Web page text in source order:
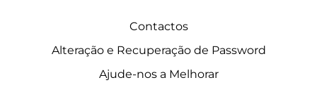
Contactos
Alteração e Recuperação de Password
Ajude-nos a Melhorar